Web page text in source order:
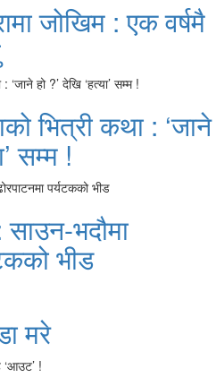
जोखिम : एक वर्षमै
भित्री कथा : ‘जाने
सम्म !
भदौमा
भीड
मरे